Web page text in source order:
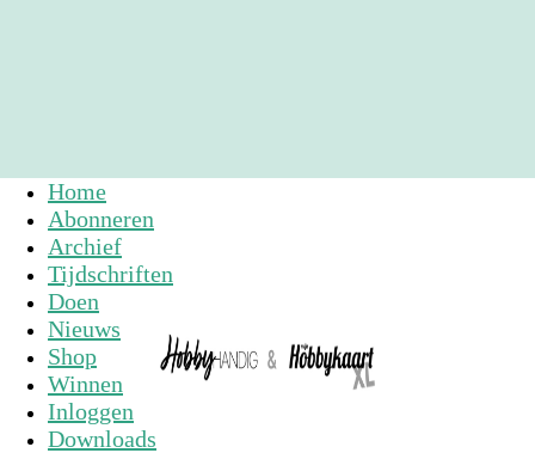
Home
Abonneren
Archief
Tijdschriften
Doen
Nieuws
Shop
Winnen
Inloggen
Downloads